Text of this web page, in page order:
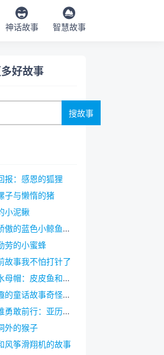
神话故事 智慧故事
好故事
报：感恩的狐狸
子与懒惰的猪
小泥鳅
的蓝色小鲸鱼的故事
劳的小蜜蜂
故事我不怕打针了
皮皮鱼和哈哈鱼的新年礼物
童话故事奇怪的大饼
前行：亚历桑德和公主
外的猴子
风筝滑翔机的故事